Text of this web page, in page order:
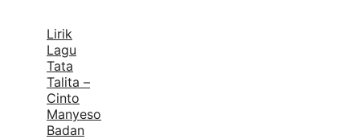
Lirik
Lagu
Tata
Talita –
Cinto
Manyeso
Badan